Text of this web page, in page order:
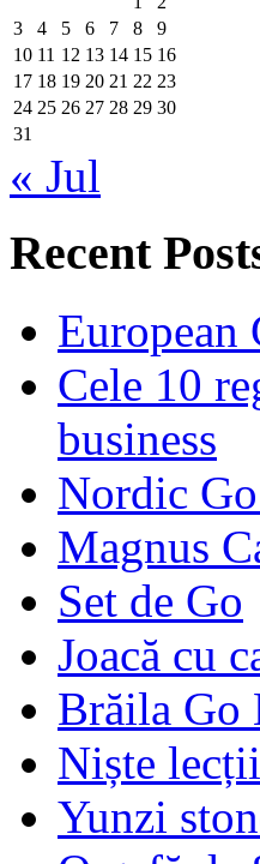
3
4 5 6 7 8
9
10 11 12 13 14 15 16
17 18 19 20 21 22 23
24 25 26 27 28 29 30
31
« Jul
Recent
European
Cele 10
business
Nordic
Magnus
Set de Go
Joacă cu
Brăila Go
Niște lecții
Yunzi